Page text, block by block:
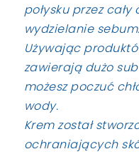
połysku przez
wydzielanie sebum.
Używając
zawierają dużo
możesz poczuć
wody.
Krem został
ochraniających